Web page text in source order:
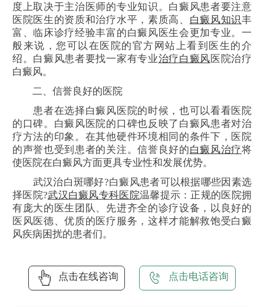
度上取决于主治医师的专业知识。白癜风患者要注意
医院医生的资质和治疗水平，素质高、 白癜风知识丰
富、临床诊疗经验丰富的白癜风医生会更加专业。一
般来说，您可以在医院的官方网站上看到医生的介
绍。白癜风患者要找一家有专业治疗白癜风医院治疗
白癜风。
二、信誉良好的医院
患者在选择白癜风医院的时候，也可以看看医院
的口碑。白癜风医院的口碑也反映了白癜风患者对治
疗方法的印象。在其他硬件环境相同的条件下，医院
的声誉也受到患者的关注。信誉良好的白癜风治疗将
使医院在白癜风方面更具专业性和发展优势。
武汉治白斑哪好?白癜风患者可以根据哪些因素选
择医院?武汉白癜风专科医院温馨提示：正规的医院拥
有庞大的医生团队、先进齐全的诊疗设备，以良好的
医风医德、优质的医疗服务，这样才能解救饱受白癜
风疾病困扰的患者们。
点击在线咨询 点击电话咨询